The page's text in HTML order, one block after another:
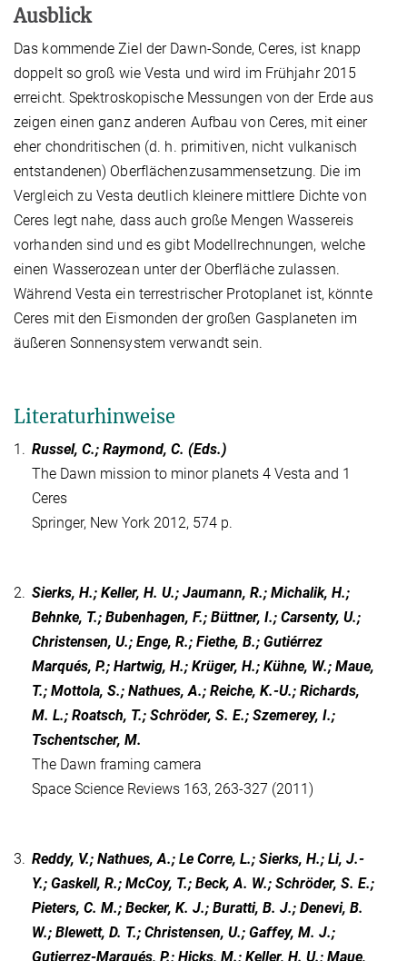
Ausblick
Das kommende Ziel der Dawn-Sonde, Ceres, ist knapp
doppelt so groß wie Vesta und wird im Frühjahr 2015
erreicht. Spektroskopische Messungen von der Erde aus
zeigen einen ganz anderen Aufbau von Ceres, mit einer
eher chondritischen (d. h. primitiven, nicht vulkanisch
entstandenen) Oberflächenzusammensetzung. Die im
Vergleich zu Vesta deutlich kleinere mittlere Dichte von
Ceres legt nahe, dass auch große Mengen Wassereis
vorhanden sind und es gibt Modellrechnungen, welche
einen Wasserozean unter der Oberfläche zulassen.
Während Vesta ein terrestrischer Protoplanet ist, könnte
Ceres mit den Eismonden der großen Gasplaneten im
äußeren Sonnensystem verwandt sein.
Literaturhinweise
1. Russel, C.; Raymond, C. (Eds.)
The Dawn mission to minor planets 4 Vesta and 1
Ceres
Springer, New York 2012, 574 p.
2. Sierks, H.; Keller, H. U.; Jaumann, R.; Michalik, H.;
Behnke, T.; Bubenhagen, F.; Büttner, I.; Carsenty, U.;
Christensen, U.; Enge, R.; Fiethe, B.; Gutiérrez
Marqués, P.; Hartwig, H.; Krüger, H.; Kühne, W.; Maue,
T.; Mottola, S.; Nathues, A.; Reiche, K.-U.; Richards,
M. L.; Roatsch, T.; Schröder, S. E.; Szemerey, I.;
Tschentscher, M.
The Dawn framing camera
Space Science Reviews 163, 263-327 (2011)
3. Reddy, V.; Nathues, A.; Le Corre, L.; Sierks, H.; Li, J.-
Y.; Gaskell, R.; McCoy, T.; Beck, A. W.; Schröder, S. E.;
Pieters, C. M.; Becker, K. J.; Buratti, B. J.; Denevi, B.
W.; Blewett, D. T.; Christensen, U.; Gaffey, M. J.;
Gutierrez-Marqués, P.; Hicks, M.; Keller, H. U.; Maue,